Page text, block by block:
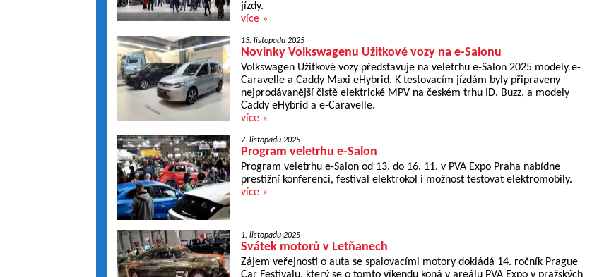
jízdy.
více »
13. listopadu 2025
Novinky Volkswagenu Užitkové vozy na e-Salonu
Volkswagen Užitkové vozy představuje na veletrhu e-Salon 2025 modely e-
Caravelle a Caddy Maxi eHybrid. K testovacím jízdám byly připraveny
nejprodávanější čistě elektrické MPV na českém trhu ID. Buzz, a modely
Caddy eHybrid a e-Caravelle.
více »
7. listopadu 2025
Program veletrhu e-Salon
Program veletrhu e-Salon od 13. do 16. 11. v PVA Expo Praha nabídne
prestižní konferenci, festival elektrokol i možnost testovat elektromobily.
více »
1. listopadu 2025
Svátek motorů v Letňanech
Zájem veřejnosti o auta se spalovacími motory dokládá 14. ročník Prague